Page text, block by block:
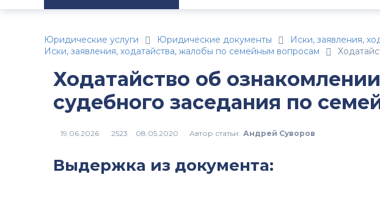
Юридические услуги Юридические документы
Иски, заявления,
Иски, заявления, ходатайства, жалобы по семейным вопросам
Ходатайство об
судебного заседания по
2523 Автор статьи: Андрей Суворов
Выдержка из документа: